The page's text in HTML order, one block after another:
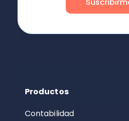
Productos
Contabilidad